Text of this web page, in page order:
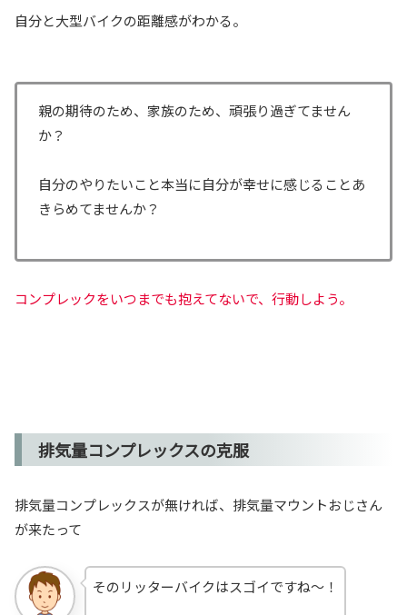
自分と大型バイクの距離感がわかる。
親の期待のため、家族のため、頑張り過ぎてません
か？
自分のやりたいこと本当に自分が幸せに感じることあ
きらめてませんか？
コンプレックをいつまでも抱えてないで、行動しよう。
排気量コンプレックスの克服
排気量コンプレックスが無ければ、排気量マウントおじさん
が来たって
そのリッターバイクはスゴイですね～！